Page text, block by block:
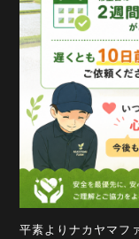
平素よりナカヤマフ